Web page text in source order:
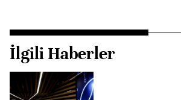
İlgili Haberler